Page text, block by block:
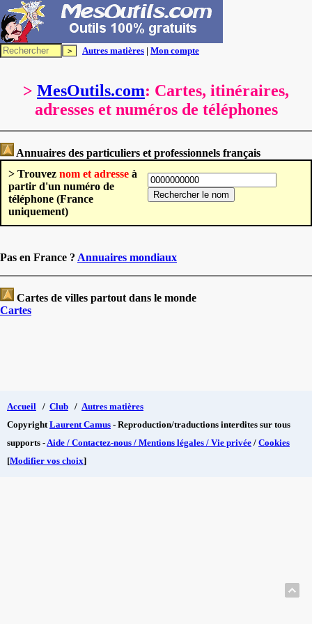
Autres matières | Mon compte
> MesOutils.com: Cartes, itinéraires,
adresses et numéros de téléphones
Annuaires des particuliers et professionnels français
> Trouvez nom et adresse à
partir d'un numéro de
téléphone (France
uniquement)
Pas en France ? Annuaires mondiaux
Cartes de villes partout dans le monde
Cartes
Accueil / Club / Autres matières
CopyrightLaurent Camus - Reproduction/traductions interdites sur tous
supports -Aide / Contactez-nous / Mentions légales / Vie privée / Cookies
[Modifier vos choix]